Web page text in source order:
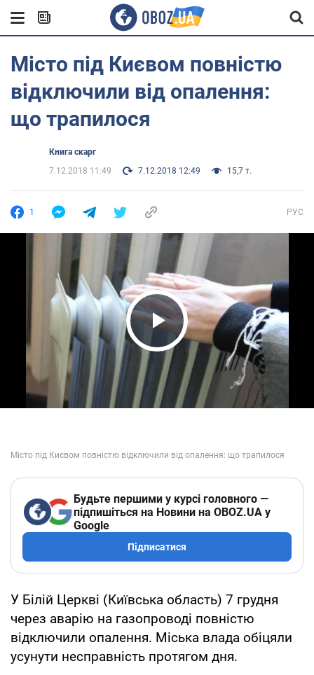
Місто під Києвом повністю
відключили від опалення:
що трапилося
Книга скарг
7.12.2018 11:49
7.12.2018 12:49 15,7 т.
1 РУС
Play Video
Будьте першими у курсі головного —
підпишіться на Новини на OBOZ.UA у
Google
Підписатися
У Білій Церкві (Київська область) 7 грудня
через аварію на газопроводі повністю
відключили опалення. Міська влада обіцяли
усунути несправність протягом дня.